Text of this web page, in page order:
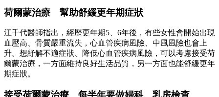
荷爾蒙治療 幫助舒緩更年期症狀
江千代醫師指出，經歷更年期5、6年後，有些女性會開始出現
血壓高、骨質嚴重流失，心血管疾病風險、中風風險也會上
升。想紓解不適症狀、降低心血管疾病風險，可以考慮接受荷
爾蒙治療，一方面維持良好生活品質，另一方面也能舒緩更年
期症狀。
接受荷爾蒙治療 每半年要做婦科、乳房檢查